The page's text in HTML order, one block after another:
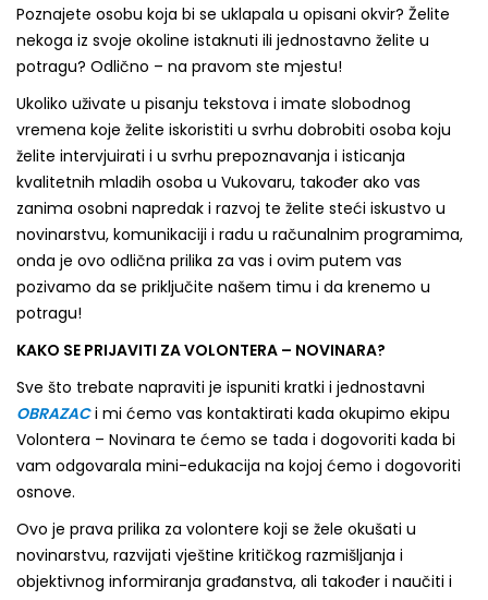
Poznajete osobu koja bi se uklapala u opisani okvir? Želite
nekoga iz svoje okoline istaknuti ili jednostavno želite u
potragu? Odlično – na pravom ste mjestu!
Ukoliko uživate u pisanju tekstova i imate slobodnog
vremena koje želite iskoristiti u svrhu dobrobiti osoba koju
želite intervjuirati i u svrhu prepoznavanja i isticanja
kvalitetnih mladih osoba u Vukovaru, također ako vas
zanima osobni napredak i razvoj te želite steći iskustvo u
novinarstvu, komunikaciji i radu u računalnim programima,
onda je ovo odlična prilika za vas i ovim putem vas
pozivamo da se priključite našem timu i da krenemo u
potragu!
KAKO SE PRIJAVITI ZA VOLONTERA – NOVINARA?
Sve što trebate napraviti je ispuniti kratki i jednostavni
OBRAZAC i mi ćemo vas kontaktirati kada okupimo ekipu
Volontera – Novinara te ćemo se tada i dogovoriti kada bi
vam odgovarala mini-edukacija na kojoj ćemo i dogovoriti
osnove.
Ovo je prava prilika za volontere koji se žele okušati u
novinarstvu, razvijati vještine kritičkog razmišljanja i
objektivnog informiranja građanstva, ali također i naučiti i